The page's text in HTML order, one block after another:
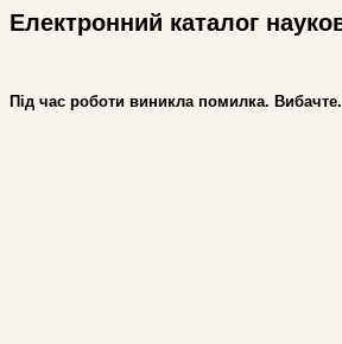
Електронний каталог
Під час роботи виникла помилка. Вибачте.